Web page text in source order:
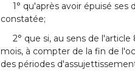
1° qu'après avoir épuisé
constatée;
2° que si, au sens de
mois, à compter de la fin de
des périodes